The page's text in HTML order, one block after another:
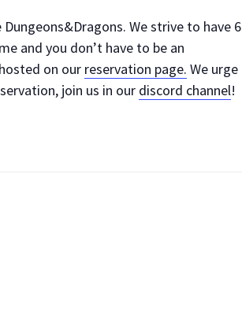
We strive to have 6
and you don’t have to be an
on our reservation page. We urge
join us in our discord channel!